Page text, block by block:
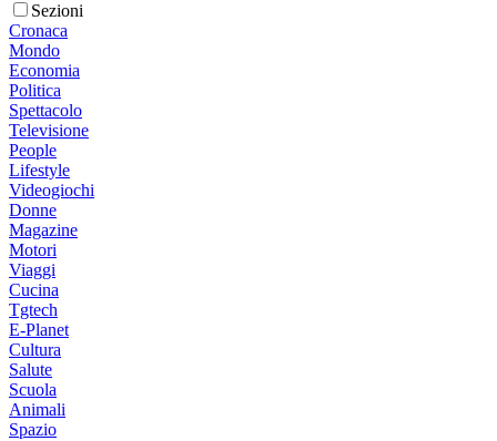
Sezioni
Cronaca
Mondo
Economia
Politica
Spettacolo
Televisione
People
Lifestyle
Videogiochi
Donne
Magazine
Motori
Viaggi
Cucina
Tgtech
E-Planet
Cultura
Salute
Scuola
Animali
Spazio